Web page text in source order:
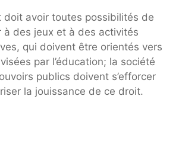
doit avoir toutes possibilités de
à des jeux et à des activités
qui doivent être orientés vers
par l’éducation; la société
publics doivent s’efforcer
la jouissance de ce droit.